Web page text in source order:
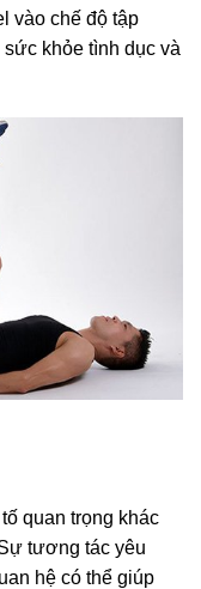
vào chế độ tập
sức khỏe tình dục và
quan trọng khác
tương tác yêu
hệ có thể giúp